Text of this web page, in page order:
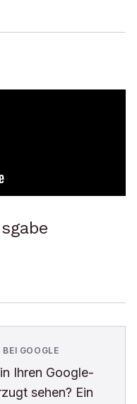
GOOGLE
in Ihren Google-
sehen? Ein